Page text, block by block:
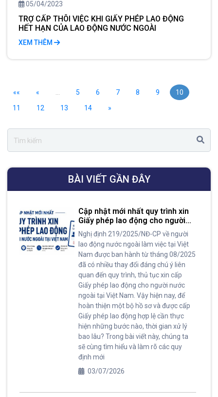
05/04/2023
TRỢ CẤP THÔI VIỆC KHI GIẤY PHÉP LAO ĐỘNG
HẾT HẠN CỦA LAO ĐỘNG NƯỚC NGOÀI
XEM THÊM
«« « 5 6 7 8 9
10
11
12 13 14 »
BÀI VIẾT GẦN ĐÂY
Cập nhật mới nhất quy trình xin
Giấy phép lao động cho người
nước ngoài tại Việt Nam
Nghị định 219/2025/NĐ-CP về người
lao động nước ngoài làm việc tại Việt
Nam được ban hành từ tháng 08/2025
đã có nhiều thay đổi đáng chú ý liên
quan đến quy trình, thủ tục xin cấp
Giấy phép lao động cho người nước
ngoài tại Việt Nam. Vậy hiện nay, để
hoàn thiện một bộ hồ sơ và được cấp
Giấy phép lao động hợp lệ cần thực
hiện những bước nào, thời gian xử lý
bao lâu? Trong bài viết này, chúng ta
sẽ cùng tìm hiểu và làm rõ các quy
định mới
03/07/2026